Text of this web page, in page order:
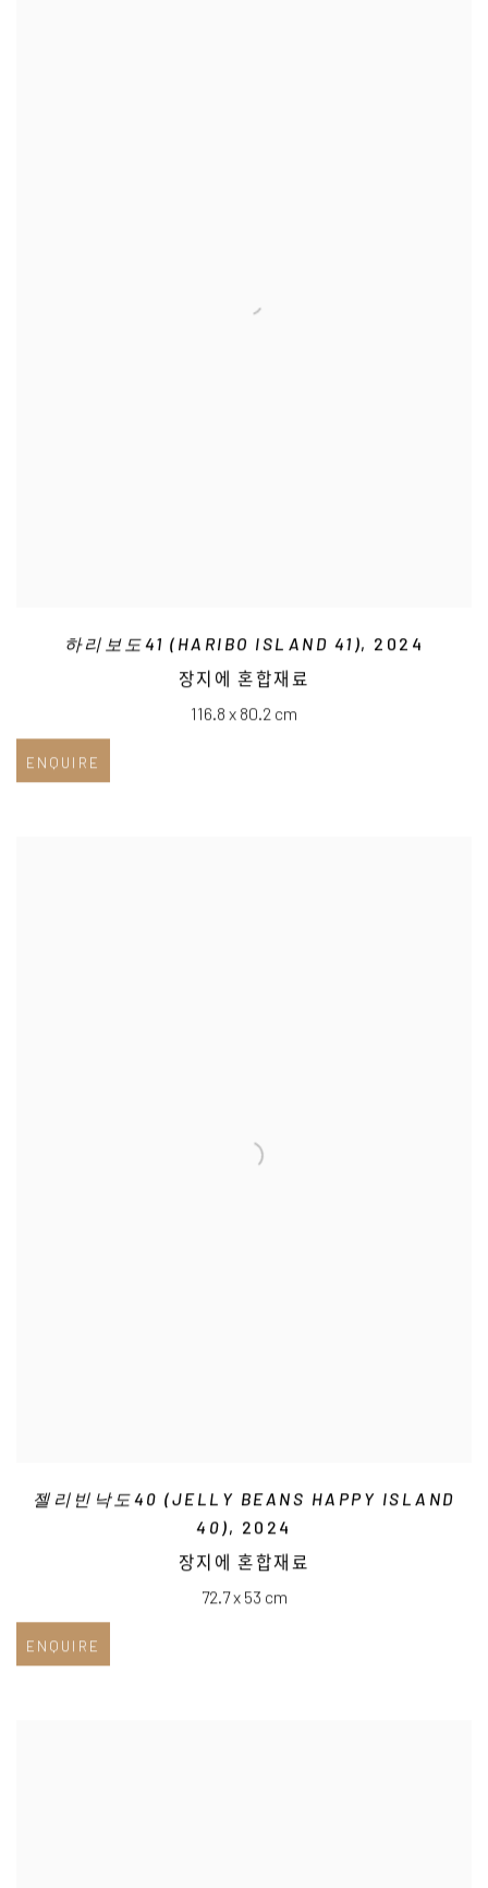
하리보도41 (HARIBO ISLAND 41), 2024
장지에 혼합재료
116.8 x 80.2 cm
ENQUIRE
젤리빈낙도40 (JELLY BEANS HAPPY ISLAND
40), 2024
장지에 혼합재료
72.7 x 53 cm
ENQUIRE